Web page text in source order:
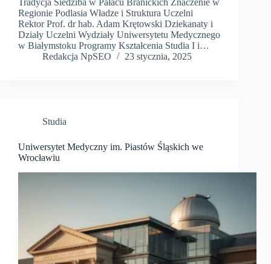
Tradycja Siedziba w Pałacu Branickich Znaczenie w
Regionie Podlasia Władze i Struktura Uczelni
Rektor Prof. dr hab. Adam Krętowski Dziekanaty i
Działy Uczelni Wydziały Uniwersytetu Medycznego
w Białymstoku Programy Kształcenia Studia I i…
Redakcja NpSEO
23 stycznia, 2025
Studia
Uniwersytet Medyczny im. Piastów Śląskich we
Wrocławiu